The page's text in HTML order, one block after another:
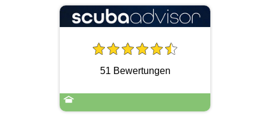
51 Bewertungen